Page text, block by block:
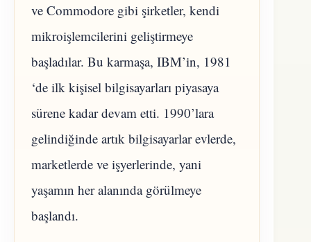
ve Commodore gibi şirketler, kendi
mikroişlemcilerini geliştirmeye
başladılar. Bu karmaşa, IBM’in, 1981
‘de ilk kişisel bilgisayarları piyasaya
sürene kadar devam etti. 1990’lara
gelindiğinde artık bilgisayarlar evlerde,
marketlerde ve işyerlerinde, yani
yaşamın her alanında görülmeye
başlandı.